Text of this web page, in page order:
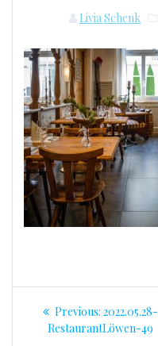
Livia Schenk
Previous: Previous
post:
2022.05.28-
RestaurantLöwen-49